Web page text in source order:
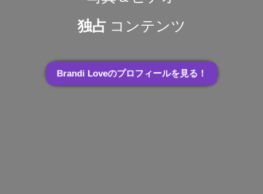
独占 コンテンツ
Brandi Loveのプロフィールを見る！